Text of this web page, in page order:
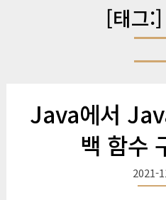
[태그:]
Java에서
백 함수
2021-